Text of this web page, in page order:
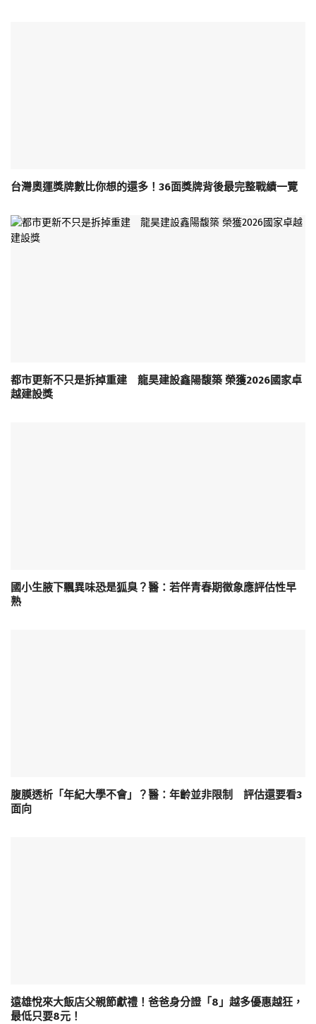
台灣奧運獎牌數比你想的還多！36面獎牌背後最完整戰績一覽
都市更新不只是拆掉重建 龍昊建設鑫陽馥築 榮獲2026國家卓
越建設獎
國小生腋下飄異味恐是狐臭？醫：若伴青春期徵象應評估性早
熟
腹膜透析「年紀大學不會」？醫：年齡並非限制 評估還要看3
面向
遠雄悅來大飯店父親節獻禮！爸爸身分證「8」越多優惠越狂，
最低只要8元！